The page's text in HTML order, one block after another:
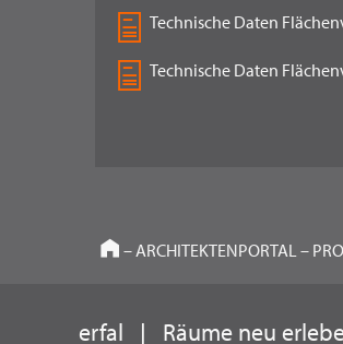
Technische Daten
Technische Daten
HOME
–ARCHITEKTENPORTAL–
erfal | Räume neu